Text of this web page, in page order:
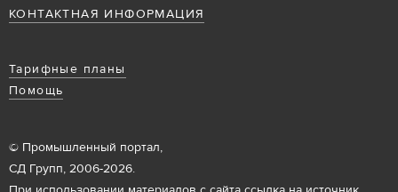
КОНТАКТНАЯ ИНФОРМАЦИЯ
Тарифные планы
Помощь
© Промышленный портал,
СД Групп, 2006-2026.